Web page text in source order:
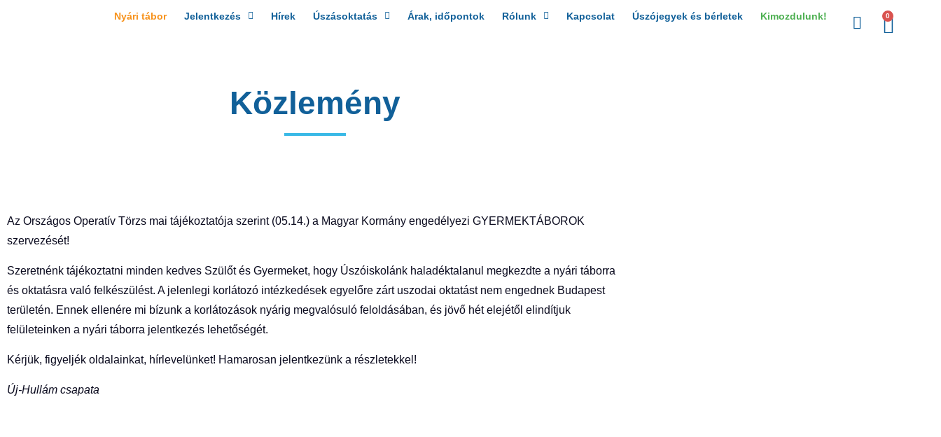
Nyári tábor Jelentkezés Hírek Úszásoktatás Árak, időpontok Rólunk Kapcsolat Úszójegyek és bérletek Kimozdulunk! 0
Közlemény
Az Országos Operatív Törzs mai tájékoztatója szerint (05.14.) a Magyar Kormány engedélyezi GYERMEKTÁBOROK
szervezését!
Szeretnénk tájékoztatni minden kedves Szülőt és Gyermeket, hogy Úszóiskolánk haladéktalanul megkezdte a nyári táborra
és oktatásra való felkészülést. A jelenlegi korlátozó intézkedések egyelőre zárt uszodai oktatást nem engednek Budapest
területén. Ennek ellenére mi bízunk a korlátozások nyárig megvalósuló feloldásában, és jövő hét elejétől elindítjuk
felületeinken a nyári táborra jelentkezés lehetőségét.
Kérjük, figyeljék oldalainkat, hírlevelünket! Hamarosan jelentkezünk a részletekkel!
Új-Hullám csapata